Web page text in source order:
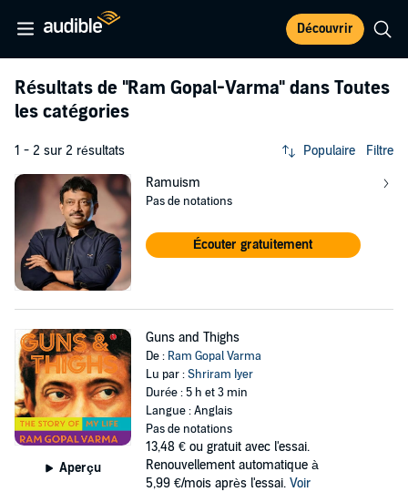
Découvrir
Résultats de "Ram Gopal-Varma" dans Toutes
les catégories
1 - 2 sur 2 résultats Populaire Filtre
Ramuism
Pas de notations
Écouter gratuitement
Aperçu
Guns and Thighs
De : Ram Gopal Varma
Lu par :Shriram Iyer
Durée : 5 h et 3 min
Langue : Anglais
Pas de notations
13,48 € ou gratuit avec l'essai.
Renouvellement automatique à
5,99 €/mois après l'essai. Voir